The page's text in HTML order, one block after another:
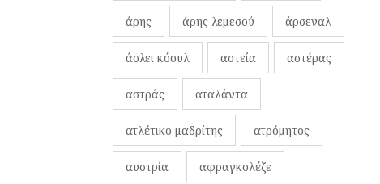
άρης άρης λεμεσού άρσεναλ
άσλει κόουλ αστεία αστέρας
αστράς αταλάντα
ατλέτικο μαδρίτης ατρόμητος
αυστρία αφραγκολέζε